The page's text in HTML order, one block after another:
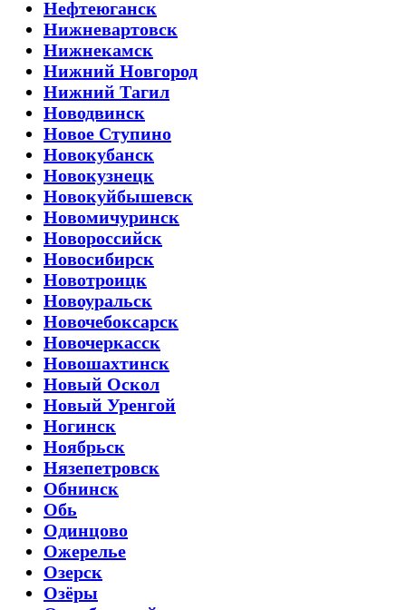
Нефтеюганск
Нижневартовск
Нижнекамск
Нижний Новгород
Нижний Тагил
Новодвинск
Новое Ступино
Новокубанск
Новокузнецк
Новокуйбышевск
Новомичуринск
Новороссийск
Новосибирск
Новотроицк
Новоуральск
Новочебоксарск
Новочеркасск
Новошахтинск
Новый Оскол
Новый Уренгой
Ногинск
Ноябрьск
Нязепетровск
Обнинск
Обь
Одинцово
Ожерелье
Озерск
Озёры